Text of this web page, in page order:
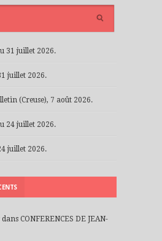
31 juillet 2026.
juillet 2026.
(Creuse), 7 août 2026.
24 juillet 2026.
juillet 2026.
dans CONFERENCES DE JEAN-